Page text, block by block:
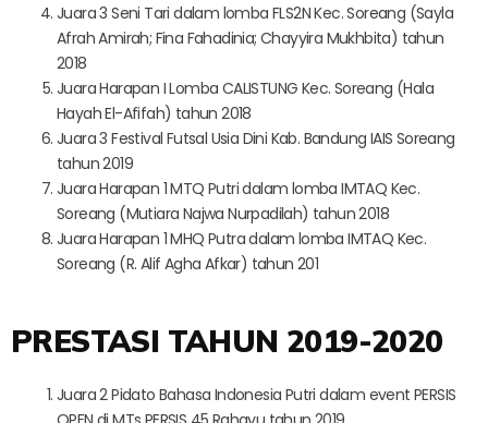
Juara 3 Seni Tari dalam lomba FLS2N Kec. Soreang (Sayla
Afrah Amirah; Fina Fahadinia; Chayyira Mukhbita) tahun
2018
Juara Harapan I Lomba CALISTUNG Kec. Soreang (Hala
Hayah El-Afifah) tahun 2018
Juara 3 Festival Futsal Usia Dini Kab. Bandung IAIS Soreang
tahun 2019
Juara Harapan 1 MTQ Putri dalam lomba IMTAQ Kec.
Soreang (Mutiara Najwa Nurpadilah) tahun 2018
Juara Harapan 1 MHQ Putra dalam lomba IMTAQ Kec.
Soreang (R. Alif Agha Afkar) tahun 201
PRESTASI TAHUN 2019-2020
Juara 2 Pidato Bahasa Indonesia Putri dalam event PERSIS